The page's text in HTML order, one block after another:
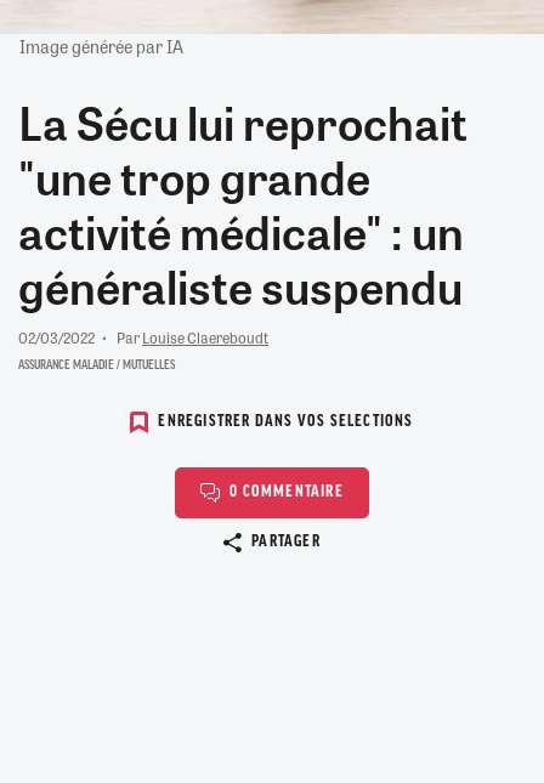
Image générée par IA
La Sécu lui reprochait
"une trop grande
activité médicale" : un
généraliste suspendu
02/03/2022 ParLouise Claereboudt
ASSURANCE MALADIE / MUTUELLES
ENREGISTRER DANS VOS SELECTIONS
0 COMMENTAIRE
PARTAGER